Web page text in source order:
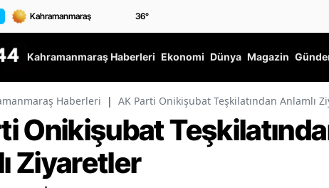
36°
Kahramanmaraş Haberleri Ekonomi Dünya Magazin
Haberleri | AK Parti Onikişubat Teşkilatından Anlamlı
Onikişubat
Ziyaretler